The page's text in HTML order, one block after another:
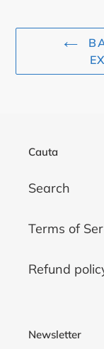
Cauta
Search
Terms of
Refund
Newsletter